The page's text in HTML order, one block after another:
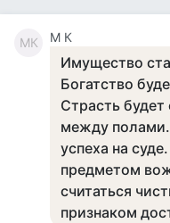
MК M К
Имущество
Богатство
Страсть
между
успеха на
предметом
считаться
признаком